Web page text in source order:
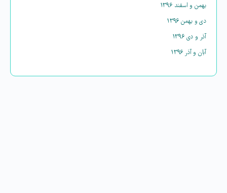
بهمن و اسفند ۱۳۹۶
دی و بهمن ۱۳۹۶
آذر و دی ۱۳۹۶
آبان و آذر ۱۳۹۶